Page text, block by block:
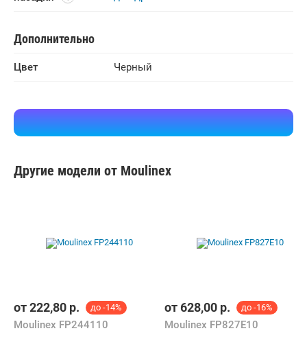
Дополнительно
Цвет Черный
Другие модели от Moulinex
от222,80 р. до -14%
Moulinex FP244110
от628,00 р. до -16%
Moulinex FP827E10